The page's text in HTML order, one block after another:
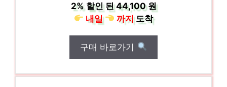
2%할인 된44,100 원
내일
까지도착
구매 바로가기